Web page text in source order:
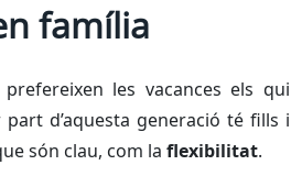
família
les vacances els qui
d’aquesta generació té fills i
són clau, com la flexibilitat.